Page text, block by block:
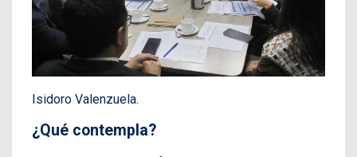
Isidoro Valenzuela.
¿Qué contempla?